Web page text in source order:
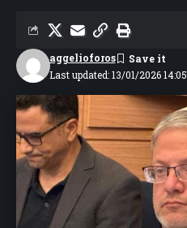
Last updated: 13/01/2026 14:05
aggelioforos